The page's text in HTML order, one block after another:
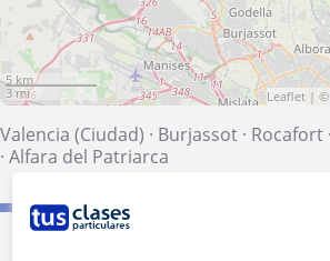
5 km
3 mi
Leaflet | ©
Valencia (Ciudad) · Burjassot · Rocafort ·
· Alfara del Patriarca